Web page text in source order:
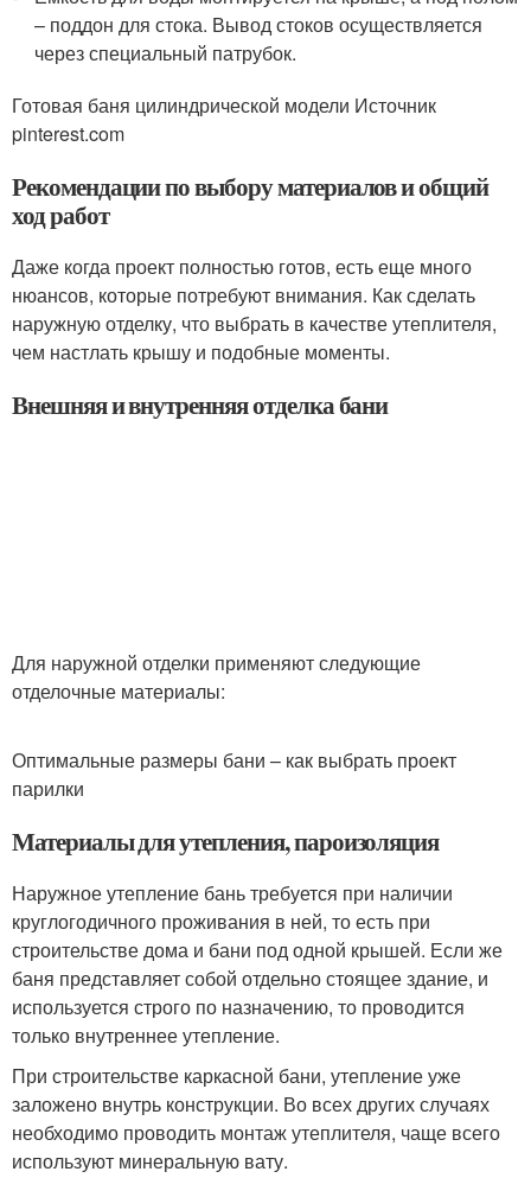
– поддон для стока. Вывод стоков осуществляется
через специальный патрубок.
Готовая баня цилиндрической модели Источник
pinterest.com
Рекомендации по выбору материалов и общий
ход работ
Даже когда проект полностью готов, есть еще много
нюансов, которые потребуют внимания. Как сделать
наружную отделку, что выбрать в качестве утеплителя,
чем настлать крышу и подобные моменты.
Внешняя и внутренняя отделка бани
Для наружной отделки применяют следующие
отделочные материалы:
Оптимальные размеры бани – как выбрать проект
парилки
Материалы для утепления, пароизоляция
Наружное утепление бань требуется при наличии
круглогодичного проживания в ней, то есть при
строительстве дома и бани под одной крышей. Если же
баня представляет собой отдельно стоящее здание, и
используется строго по назначению, то проводится
только внутреннее утепление.
При строительстве каркасной бани, утепление уже
заложено внутрь конструкции. Во всех других случаях
необходимо проводить монтаж утеплителя, чаще всего
используют минеральную вату.